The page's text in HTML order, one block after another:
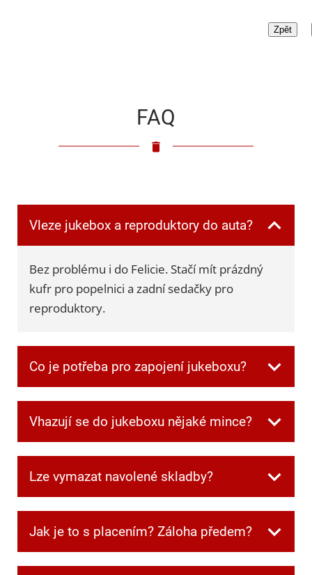
FAQ
Vleze jukebox a reproduktory do auta?
Bez problému i do Felicie. Stačí mít prázdný
kufr pro popelnici a zadní sedačky pro
reproduktory.
Co je potřeba pro zapojení jukeboxu?
převzetí. Jen je potřeba mít jednu zásuvku
reprobedny.
Vhazují se do jukeboxu nějaké mince?
kredity.
Lze vymazat navolené skladby?
ostatní nechtějí poslouchat, můžete frontu
Jak je to s placením? Záloha předem?